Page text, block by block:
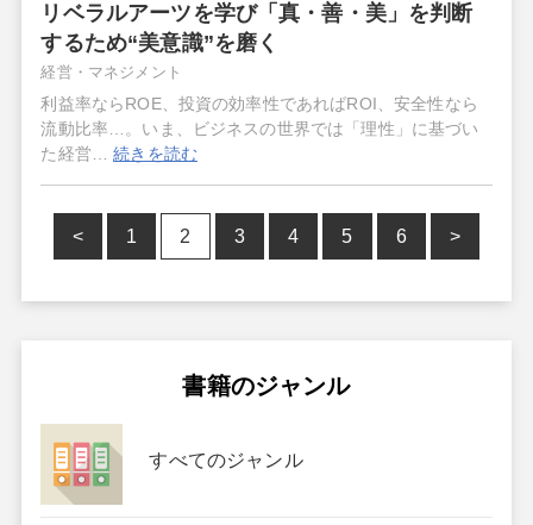
リベラルアーツを学び「真・善・美」を判断
するため“美意識”を磨く
経営・マネジメント
利益率ならROE、投資の効率性であればROI、安全性なら
流動比率…。いま、ビジネスの世界では「理性」に基づい
た経営…続きを読む
< 1 2 3 4 5 6 >
書籍のジャンル
すべてのジャンル